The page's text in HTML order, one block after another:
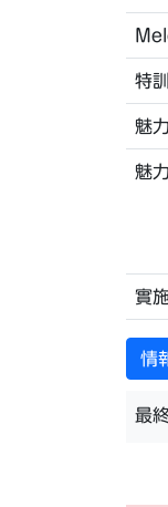
特訓
魅
魅
實
情
最